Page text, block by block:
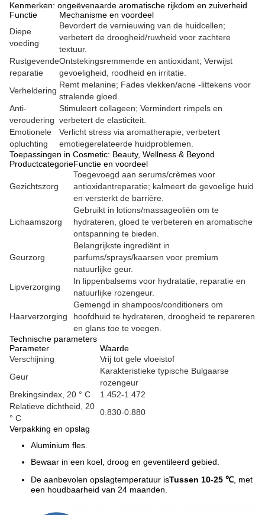
Kenmerken: ongeëvenaarde aromatische rijkdom en zuiverheid
Functie
Mechanisme en voordeel
Diepe
voeding
Bevordert de vernieuwing van de huidcellen;
verbetert de droogheid/ruwheid voor zachtere
textuur.
Rustgevende
reparatie
Ontstekingsremmende en antioxidant; Verwijst
gevoeligheid, roodheid en irritatie.
Verheldering
Remt melanine; Fades vlekken/acne -littekens voor
stralende gloed.
Anti-
veroudering
Stimuleert collageen; Vermindert rimpels en
verbetert de elasticiteit.
Emotionele
opluchting
Verlicht stress via aromatherapie; verbetert
emotiegerelateerde huidproblemen.
Toepassingen in Cosmetic: Beauty, Wellness & Beyond
ProductcategorieFunctie en voordeel
Gezichtszorg
Toegevoegd aan serums/crèmes voor
antioxidantreparatie; kalmeert de gevoelige huid
en versterkt de barrière.
Lichaamszorg
Gebruikt in lotions/massageoliën om te
hydrateren, gloed te verbeteren en aromatische
ontspanning te bieden.
Geurzorg
Belangrijkste ingrediënt in
parfums/sprays/kaarsen voor premium
natuurlijke geur.
Lipverzorging
In lippenbalsems voor hydratatie, reparatie en
natuurlijke rozengeur.
Haarverzorging
Gemengd in shampoos/conditioners om
hoofdhuid te hydrateren, droogheid te repareren
en glans toe te voegen.
Technische parameters
Parameter
Waarde
Verschijning
Vrij tot gele vloeistof
Geur
Karakteristieke typische Bulgaarse
rozengeur
Brekingsindex, 20 ° C
1.452-1.472
Relatieve dichtheid, 20
° C
0.830-0.880
Verpakking en opslag
Aluminium fles.
Bewaar in een koel, droog en geventileerd gebied.
De aanbevolen opslagtemperatuur isTussen 10-25 ℃ , met
een houdbaarheid van 24 maanden.